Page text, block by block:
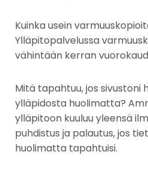
Kuinka usein
Ylläpitopalvelussa
vähintään kerran
Mitä tapahtuu, jos sivustoni
ylläpidosta huolimatta?
ylläpitoon kuuluu yleensä
puhdistus ja palautus, jos
huolimatta tapahtuisi.